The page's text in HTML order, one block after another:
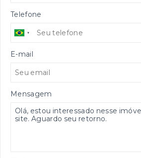
Telefone
E-mail
Mensagem